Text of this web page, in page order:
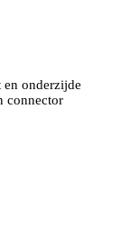
onderzijde
connector